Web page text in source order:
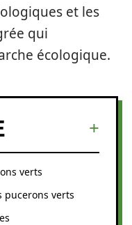
et les
qui
écologique.
verts
pucerons verts